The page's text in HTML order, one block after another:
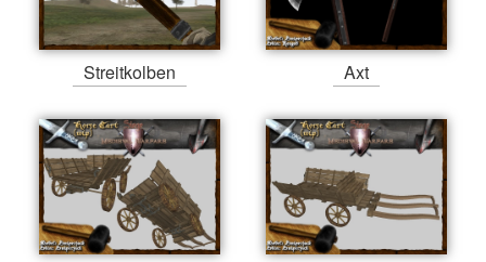
Streitkolben Axt